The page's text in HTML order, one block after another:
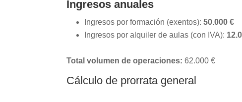
Ingresos anuales
Ingresos por formación (exentos):50.000 €
Ingresos por alquiler de aulas (con IVA):
Total volumen de operaciones: 62.000 €
Cálculo de prorrata general